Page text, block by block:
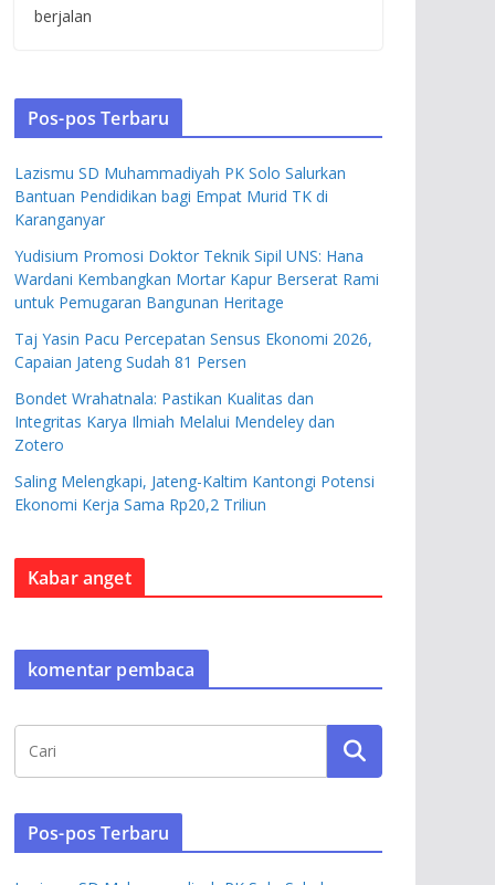
berjalan
Pos-pos Terbaru
Lazismu SD Muhammadiyah PK Solo Salurkan
Bantuan Pendidikan bagi Empat Murid TK di
Karanganyar
Yudisium Promosi Doktor Teknik Sipil UNS: Hana
Wardani Kembangkan Mortar Kapur Berserat Rami
untuk Pemugaran Bangunan Heritage
Taj Yasin Pacu Percepatan Sensus Ekonomi 2026,
Capaian Jateng Sudah 81 Persen
Bondet Wrahatnala: Pastikan Kualitas dan
Integritas Karya Ilmiah Melalui Mendeley dan
Zotero
Saling Melengkapi, Jateng-Kaltim Kantongi Potensi
Ekonomi Kerja Sama Rp20,2 Triliun
Kabar anget
komentar pembaca
Pos-pos Terbaru